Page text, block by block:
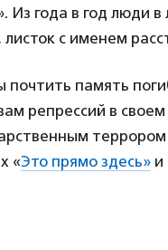
Из года в год люди
листок с именем
почтить память
репрессий в
«Это прямо здесь» и